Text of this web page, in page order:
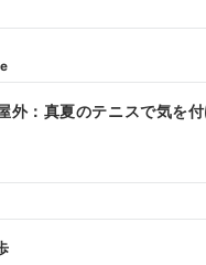
外：真夏のテニスで気を